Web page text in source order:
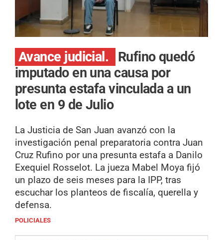
Avance judicial.
Rufino quedó
imputado en una causa por
presunta estafa vinculada a un
lote en 9 de Julio
La Justicia de San Juan avanzó con la
investigación penal preparatoria contra Juan
Cruz Rufino por una presunta estafa a Danilo
Exequiel Rosselot. La jueza Mabel Moya fijó
un plazo de seis meses para la IPP, tras
escuchar los planteos de fiscalía, querella y
defensa.
POLICIALES